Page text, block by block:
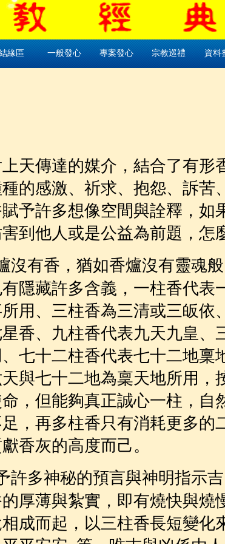
天傳達的媒介，結合了有形
的感激、祈求、抱怨、訴苦
予許多想像空間與詮釋，如
到他人或是公益為前題，怎
沒有香，猶如香爐沒有靈魂
隱藏許多含義，一柱香代表
用、三柱香為三清或三皈依
香、九柱香代表九天九皇、
七十二柱香代表七十二地稟
與七十二地為稟天地所用，
，但能夠真正誠心一柱，自
，再多柱香只有消耗更多的
香灰的高度而己。
許多神秘的預言與神明指示
厚薄與紮實，即有燒快與燒
成而起，以三柱香長短變化
緣區 一般發心 專案發心 宗教巡禮 資料